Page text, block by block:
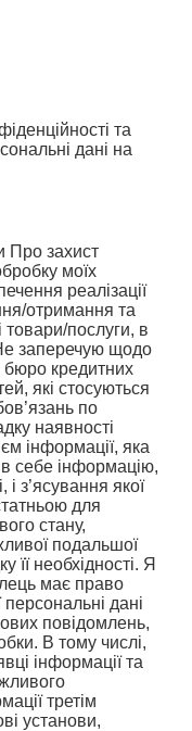
та
дані на
Про захист
моїх
реалізації
отримання та
товари/послуги, в
заперечую щодо
бюро кредитних
які стосуються
по
наявності
інформації, яка
себе інформацію,
і з’ясування якої
для
стану,
подальшої
її необхідності. Я
має право
дані
повідомлень,
В тому числі,
інформації та
третім
установи,